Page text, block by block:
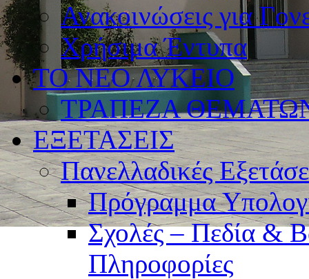
Ανακοινώσεις για
Χρήσιμα Έντυπα
ΤΟ ΝΕΟ ΛΥΚΕΙΟ
ΤΡΑΠΕΖΑ
ΕΞΕΤΑΣΕΙΣ
Πανελλαδικές
Πρόγραμμα
Σχολές – Πεδία &
Πληροφορίες